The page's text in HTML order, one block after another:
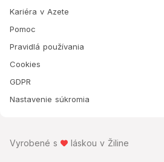
Kariéra v Azete
Pomoc
Pravidlá používania
Cookies
GDPR
Nastavenie súkromia
Vyrobené s láskou v Žiline